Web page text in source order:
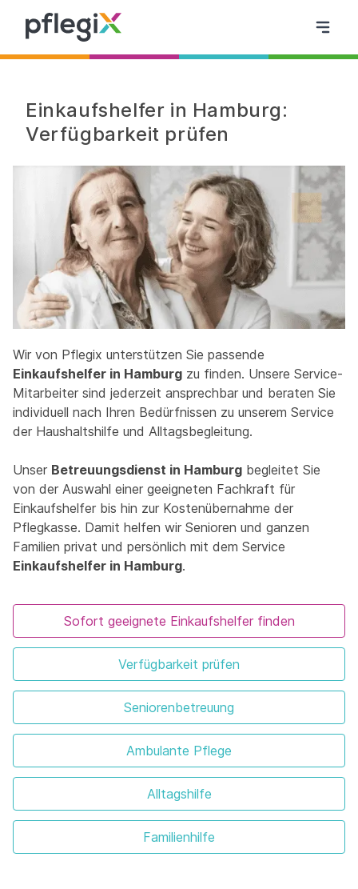
Einkaufshelfer in Hamburg:
Verfügbarkeit prüfen
Wir von Pflegix unterstützen Sie passende
Einkaufshelfer in Hamburg zu finden. Unsere Service-
Mitarbeiter sind jederzeit ansprechbar und beraten Sie
individuell nach Ihren Bedürfnissen zu unserem Service
der Haushaltshilfe und Alltagsbegleitung.
Unser Betreuungsdienst in Hamburg begleitet Sie
von der Auswahl einer geeigneten Fachkraft für
Einkaufshelfer bis hin zur Kostenübernahme der
Pflegkasse. Damit helfen wir Senioren und ganzen
Familien privat und persönlich mit dem Service
Einkaufshelfer in Hamburg.
Sofort geeignete Einkaufshelfer finden
Verfügbarkeit prüfen
Seniorenbetreuung
Ambulante Pflege
Alltagshilfe
Familienhilfe